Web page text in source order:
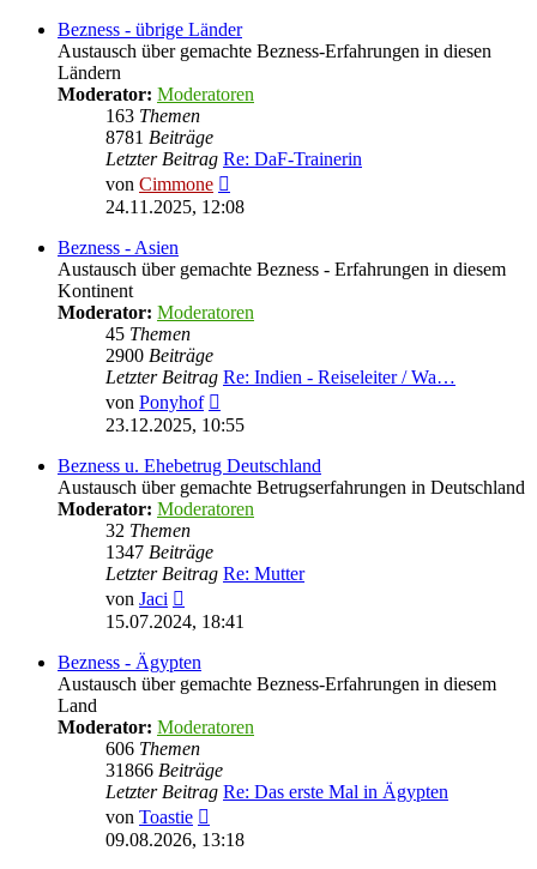
Bezness - übrige Länder
Austausch über gemachte Bezness-Erfahrungen in diesen
Ländern
Moderator: Moderatoren
163 Themen
8781 Beiträge
Letzter Beitrag Re: DaF-Trainerin
von Cimmone
Beitrag
24.11.2025, 12:08
Bezness - Asien
Austausch über gemachte Bezness - Erfahrungen in diesem
Kontinent
Moderator: Moderatoren
45 Themen
2900 Beiträge
Letzter Beitrag Re: Indien - Reiseleiter / Wa…
von Ponyhof
Beitrag
23.12.2025, 10:55
Bezness u. Ehebetrug Deutschland
Austausch über gemachte Betrugserfahrungen in Deutschland
Moderator: Moderatoren
32 Themen
1347 Beiträge
Letzter Beitrag Re: Mutter
von Jaci
Beitrag
15.07.2024, 18:41
Bezness - Ägypten
Austausch über gemachte Bezness-Erfahrungen in diesem
Land
Moderator: Moderatoren
606 Themen
31866 Beiträge
Letzter Beitrag Re: Das erste Mal in Ägypten
von Toastie
Beitrag
09.08.2026, 13:18